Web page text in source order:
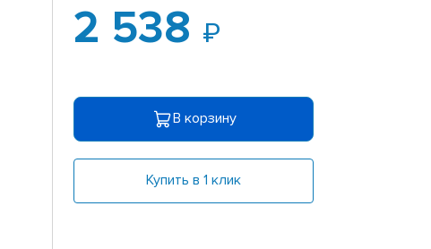
2 538
В корзину
Купить в 1 клик